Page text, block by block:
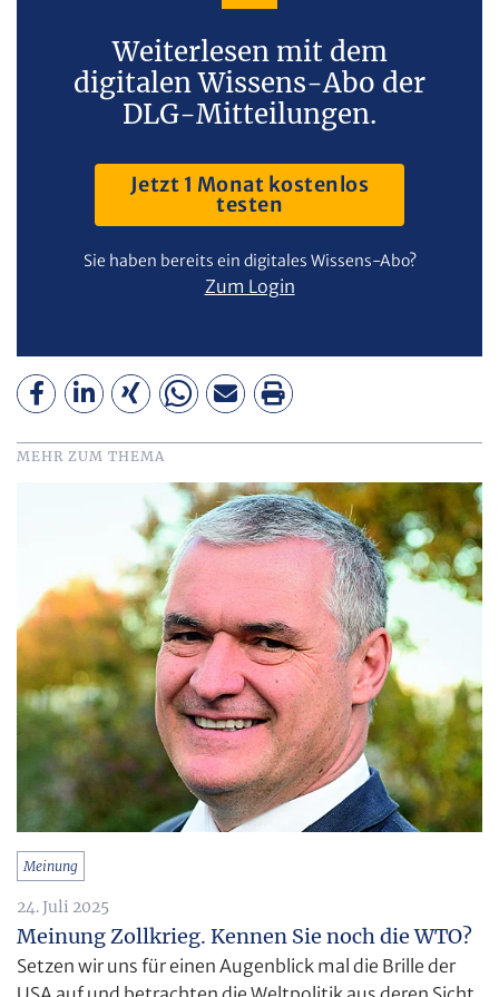
Weiterlesen mit dem
digitalen Wissens-Abo der
DLG-Mitteilungen.
Jetzt 1 Monat kostenlos
testen
Sie haben bereits ein digitales Wissens-Abo?
Zum Login
MEHR ZUM THEMA
Meinung
24. Juli 2025
Meinung Zollkrieg. Kennen Sie noch die WTO?
Setzen wir uns für einen Augenblick mal die Brille der